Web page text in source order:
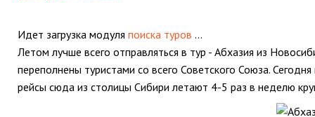
Идет загрузка модуля поиска туров …
Летом лучше всего отправляться в тур - Абхазия из
переполнены туристами со всего Советского Союза.
рейсы сюда из столицы Сибири летают 4-5 раз в неделю